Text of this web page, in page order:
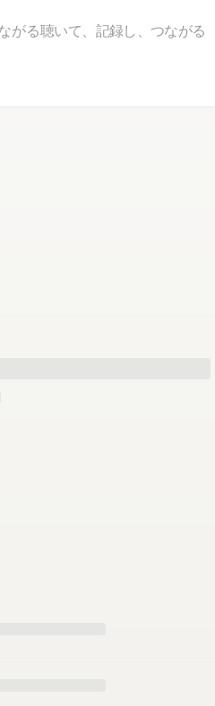
がる聴いて、記録し、つながる